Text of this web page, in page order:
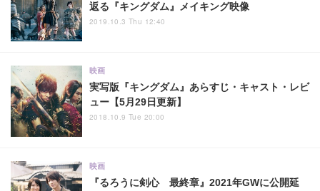
返る『キングダム』メイキング映像
2019.10.3 Thu 12:40
実写版『キングダム』あらすじ・キャスト・レビ
ュー【5月29日更新】
映画
2018.10.9 Tue 20:00
『るろうに剣心 最終章』2021年GWに公開延
映画